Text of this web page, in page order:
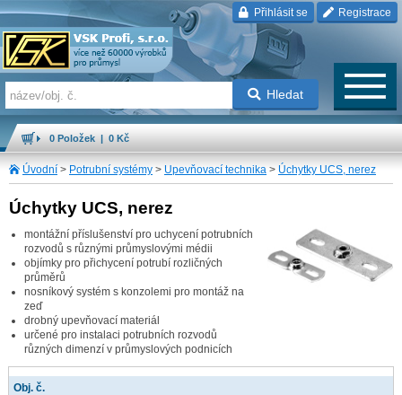
Přihlásit se Registrace
Hledat
0 Položek | 0 Kč
Úvodní > Potrubní systémy > Upevňovací technika > Úchytky UCS, nerez
Úchytky UCS, nerez
montážní příslušenství pro uchycení potrubních
rozvodů s různými průmyslovými médii
objímky pro přichycení potrubí rozličných
průměrů
nosníkový systém s konzolemi pro montáž na
zeď
drobný upevňovací materiál
určené pro instalaci potrubních rozvodů
různých dimenzí v průmyslových podnicích
Obj. č.